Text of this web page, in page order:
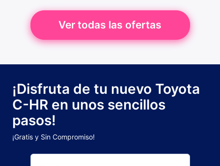
Ver todas las ofertas
¡Disfruta de tu nuevo Toyota
C-HR en unos sencillos
pasos!
¡Gratis y Sin Compromiso!